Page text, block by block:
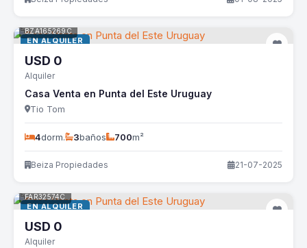
EN ALQUILER
BZA165269C
USD 0
Alquiler
Casa Venta en Punta del Este Uruguay
Tio Tom
4dorm. 3baños 700m²
Beiza Propiedades 21-07-2025
EN ALQUILER
FAR32574C
USD 0
Alquiler